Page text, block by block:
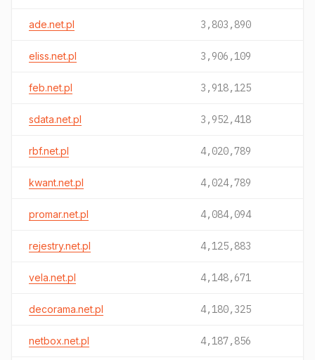
ade.net.pl 3,803,890
eliss.net.pl 3,906,109
feb.net.pl 3,918,125
sdata.net.pl 3,952,418
rbf.net.pl 4,020,789
kwant.net.pl 4,024,789
promar.net.pl 4,084,094
rejestry.net.pl 4,125,883
vela.net.pl 4,148,671
decorama.net.pl 4,180,325
netbox.net.pl 4,187,856